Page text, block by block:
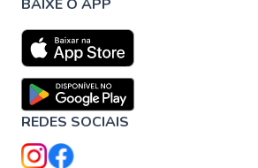
BAIXE O APP
REDES SOCIAIS